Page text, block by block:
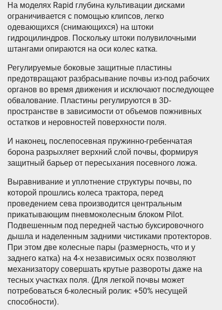
На моделях Rapid глубина культивации дисками
ограничивается с помощью клипсов, легко
одевающихся (снимающихся) на штоки
гидроцилиндров. Поскольку штоки полувилочными
штангами опираются на оси колес катка.
Регулируемые боковые защитные пластины
предотвращают разбрасывание почвы из-под рабочих
органов во время движения и исключают последующее
обвалование. Пластины регулируются в 3D-
пространстве в зависимости от объемов пожнивных
остатков и неровностей поверхности поля.
И наконец, послепосевная пружинно-гребенчатая
борона разрыхляет верхний слой почвы, формируя
защитный барьер от пересыхания посевного ложа.
Выравнивание и уплотнение структуры почвы, по
которой прошлись колеса трактора, перед
проведением сева производится центральным
прикатывающим пневмоколесным блоком Pilot.
Подвешенным под передней частью буксировочного
дышла и наделенным задними чистиками протекторов.
При этом две колесные пары (размерность, что и у
заднего катка) на 4-х независимых осях позволяют
механизатору совершать крутые развороты даже на
тесных участках поля. (Для легкой почвы может
потребоваться 6-колесный ролик: +50% несущей
способности).